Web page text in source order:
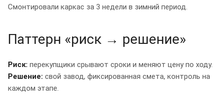
Смонтировали каркас за 3 недели в зимний период.
Паттерн «риск → решение»
Риск: перекупщики срывают сроки и меняют цену по ходу.
Решение: свой завод, фиксированная смета, контроль на
каждом этапе.